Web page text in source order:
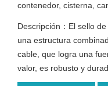
contenedor, cisterna,
Descripción：El sello
una estructura
cable, que logra una
valor, es robusto y